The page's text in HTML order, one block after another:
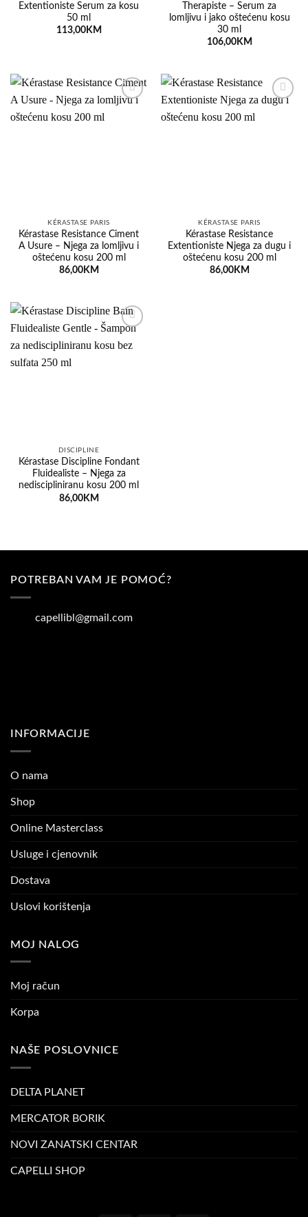
Extentioniste Serum za kosu
50 ml
113,00KM
Therapiste – Serum za
lomljivu i jako oštećenu kosu
30 ml
106,00KM
KÉRASTASE PARIS
Kérastase Resistance Ciment
A Usure – Njega za lomljivu i
oštećenu kosu 200 ml
86,00KM
Dodaj
KÉRASTASE PARIS
Kérastase Resistance
Extentioniste Njega za dugu i
oštećenu kosu 200 ml
86,00KM
Dodaj
na
DISCIPLINE
Kérastase Discipline Fondant
Fluidealiste – Njega za
nediscipliniranu kosu 200 ml
86,00KM
POTREBAN VAM JE POMOĆ?
capellibl@gmail.com
INFORMACIJE
O nama
Shop
Online Masterclass
Usluge i cjenovnik
Dostava
Uslovi korištenja
MOJ NALOG
Moj račun
Korpa
NAŠE POSLOVNICE
DELTA PLANET
MERCATOR BORIK
NOVI ZANATSKI CENTAR
CAPELLI SHOP